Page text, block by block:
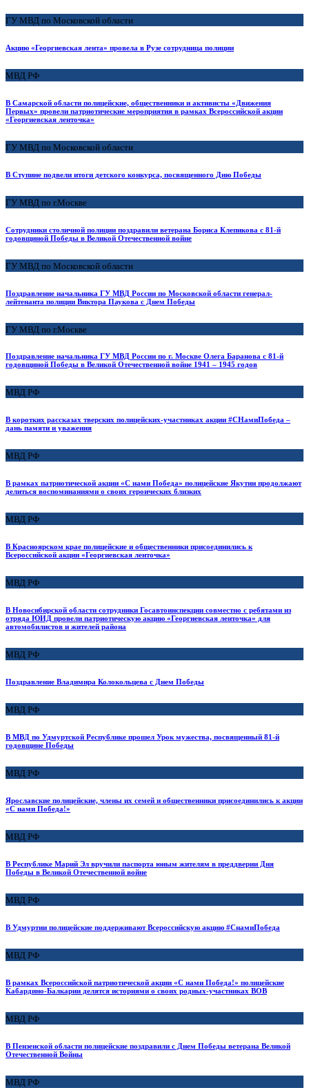
ГУ МВД по Московской области
Акцию «Георгиевская лента» провела в Рузе сотрудница полиции
МВД РФ
В Самарской области полицейские, общественники и активисты «Движения
Первых» провели патриотические мероприятия в рамках Всероссийской акции
«Георгиевская ленточка»
ГУ МВД по Московской области
В Ступине подвели итоги детского конкурса, посвященного Дню Победы
ГУ МВД по г.Москве
Сотрудники столичной полиции поздравили ветерана Бориса Клепикова с 81-й
годовщиной Победы в Великой Отечественной войне
ГУ МВД по Московской области
Поздравление начальника ГУ МВД России по Московской области генерал-
лейтенанта полиции Виктора Паукова с Днем Победы
ГУ МВД по г.Москве
Поздравление начальника ГУ МВД России по г. Москве Олега Баранова с 81-й
годовщиной Победы в Великой Отечественной войне 1941 – 1945 годов
МВД РФ
В коротких рассказах тверских полицейских-участниках акции #СНамиПобеда –
дань памяти и уважения
МВД РФ
В рамках патриотической акции «С нами Победа» полицейские Якутии продолжают
делиться воспоминаниями о своих героических близких
МВД РФ
В Красноярском крае полицейские и общественники присоединились к
Всероссийской акции «Георгиевская ленточка»
МВД РФ
В Новосибирской области сотрудники Госавтоинспекции совместно с ребятами из
отряда ЮИД провели патриотическую акцию «Георгиевская ленточка» для
автомобилистов и жителей района
МВД РФ
Поздравление Владимира Колокольцева с Днем Победы
МВД РФ
В МВД по Удмуртской Республике прошел Урок мужества, посвященный 81-й
годовщине Победы
МВД РФ
Ярославские полицейские, члены их семей и общественники присоединились к акции
«С нами Победа!»
МВД РФ
В Республике Марий Эл вручили паспорта юным жителям в преддверии Дня
Победы в Великой Отечественной войне
МВД РФ
В Удмуртии полицейские поддерживают Всероссийскую акцию #СнамиПобеда
МВД РФ
В рамках Всероссийской патриотической акции «С нами Победа!» полицейские
Кабардино-Балкарии делятся историями о своих родных-участниках ВОВ
МВД РФ
В Пензенской области полицейские поздравили с Днем Победы ветерана Великой
Отечественной Войны
МВД РФ